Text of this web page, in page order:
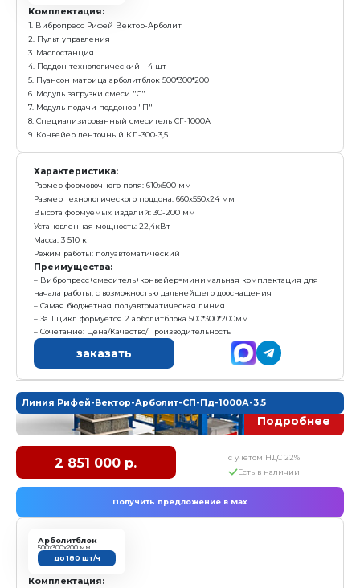
заказать
Вибропресс Рифей-Вектор-Арболит-БП-
2 466 000 р.
Получить предложение в
Арболитблок
500х300х200 мм
140 шт/ч
1. Вибропресс Рифей Вектор-Арболит
2. Пульт управления
3. Маслостанция
4. Поддон технологический - 4 шт
5. Пуансон матрица арболитблок 500*300*200
6. Бункер смеси "Б"
7. Модуль подачи поддонов "П"
9. Конвейер ленточный КЛ-300-3,5